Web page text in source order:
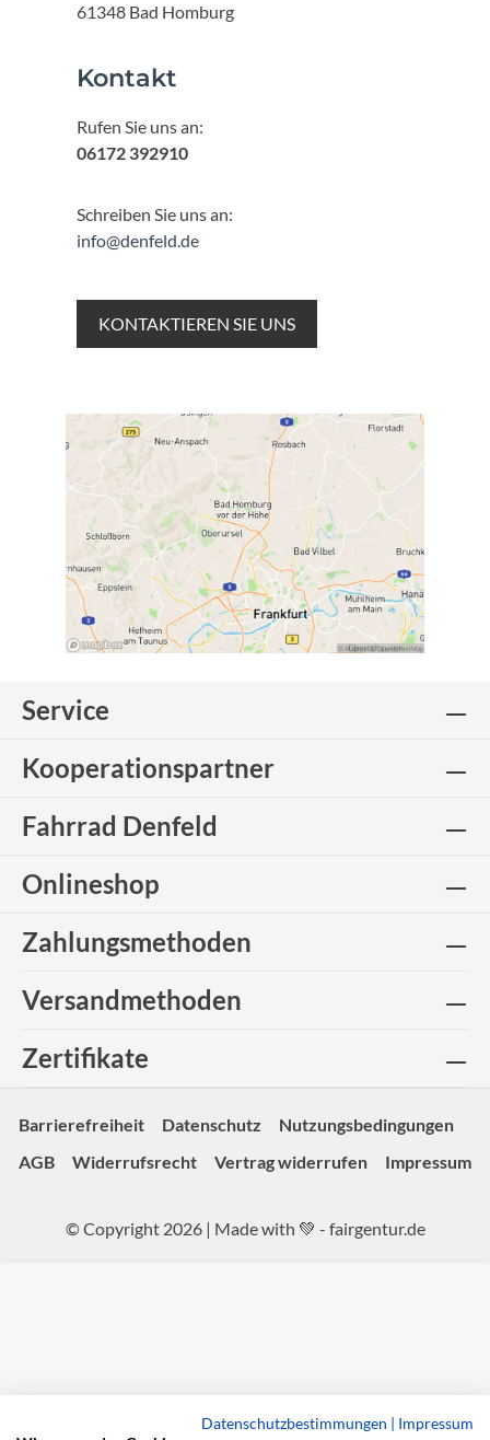
61348 Bad Homburg
Kontakt
Rufen Sie uns an:
06172 392910
Schreiben Sie uns an:
info@denfeld.de
KONTAKTIEREN SIE UNS
Service
Kooperationspartner
Fahrrad Denfeld
Onlineshop
Zahlungsmethoden
Versandmethoden
Zertifikate
Barrierefreiheit Datenschutz
Nutzungsbedingungen
AGB
Widerrufsrecht Vertrag widerrufen Impressum
© Copyright 2026 | Made with 💚 - fairgentur.de
Datenschutzbestimmungen | Impressum